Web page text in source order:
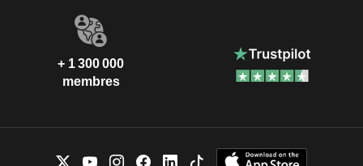
+ 1 300 000
membres